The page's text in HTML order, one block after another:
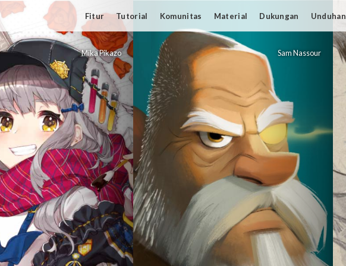
Fitur Tutorial Komunitas Material Dukungan Unduhan
Mika Pikazo Sam Nassour